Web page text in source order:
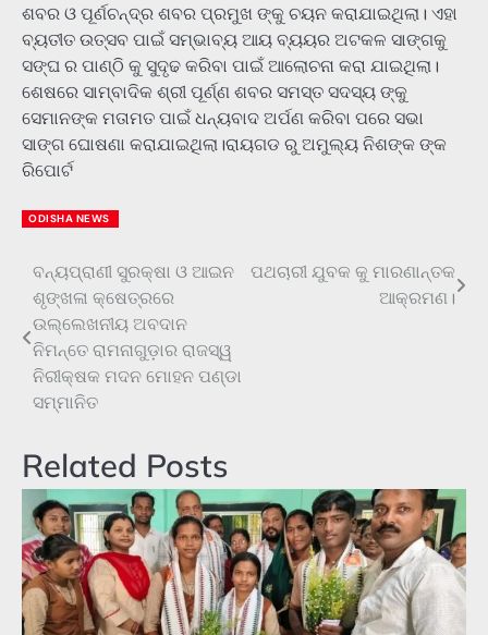
ଶବର ଓ ପୂର୍ଣଚନ୍ଦ୍ର ଶବର ପ୍ରମୁଖ ଙ୍କୁ ଚୟନ କରାଯାଇଥିଲା। ଏହା
ବ୍ୟତୀତ ଉତ୍ସବ ପାଇଁ ସମ୍ଭାବ୍ୟ ଆୟ ବ୍ୟୟର ଅଟକଳ ସାଙ୍ଗକୁ
ସଙ୍ଘ ର ପାଣ୍ଠି କୁ ସୁଦୃଢ କରିବା ପାଇଁ ଆଲୋଚନା କରା ଯାଇଥିଲା।
ଶେଷରେ ସାମ୍ବାଦିକ ଶ୍ରୀ ପୂର୍ଣ୍ଣ ଶବର ସମସ୍ତ ସଦସ୍ୟ ଙ୍କୁ
ସେମାନଙ୍କ ମତାମତ ପାଇଁ ଧନ୍ୟବାଦ ଅର୍ପଣ କରିବା ପରେ ସଭା
ସାଙ୍ଗ ଘୋଷଣା କରାଯାଇଥିଲା।ରାୟଗଡ ରୁ ଅମୁଲ୍ୟ ନିଶଙ୍କ ଙ୍କ
ରିପୋର୍ଟ
ODISHA NEWS
Post
navigation
ବନ୍ୟପ୍ରାଣୀ ସୁରକ୍ଷା ଓ ଆଇନ
ଶୃଙ୍ଖଳା କ୍ଷେତ୍ରରେ
ଉଲ୍ଲେଖନୀୟ ଅବଦାନ
ନିମନ୍ତେ ରାମନାଗୁଡ଼ାର ରାଜସ୍ୱ
ନିରୀକ୍ଷକ ମଦନ ମୋହନ ପଣ୍ଡା
ସମ୍ମାନିତ
ପଥଚାରୀ ଯୁବକ କୁ ମାରଣାନ୍ତକ
ଆକ୍ରମଣ।
Related Posts